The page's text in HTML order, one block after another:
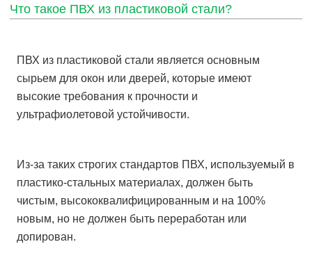
Что такое ПВХ из пластиковой стали?
ПВХ из пластиковой стали является основным
сырьем для окон или дверей, которые имеют
высокие требования к прочности и
ультрафиолетовой устойчивости.
Из-за таких строгих стандартов ПВХ, используемый в
пластико-стальных материалах, должен быть
чистым, высококвалифицированным и на 100%
новым, но не должен быть переработан или
допирован.